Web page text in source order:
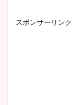
スポンサーリンク